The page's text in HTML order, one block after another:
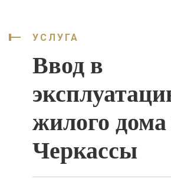
УСЛУГА
Ввод в
жилого дома
Черкассы